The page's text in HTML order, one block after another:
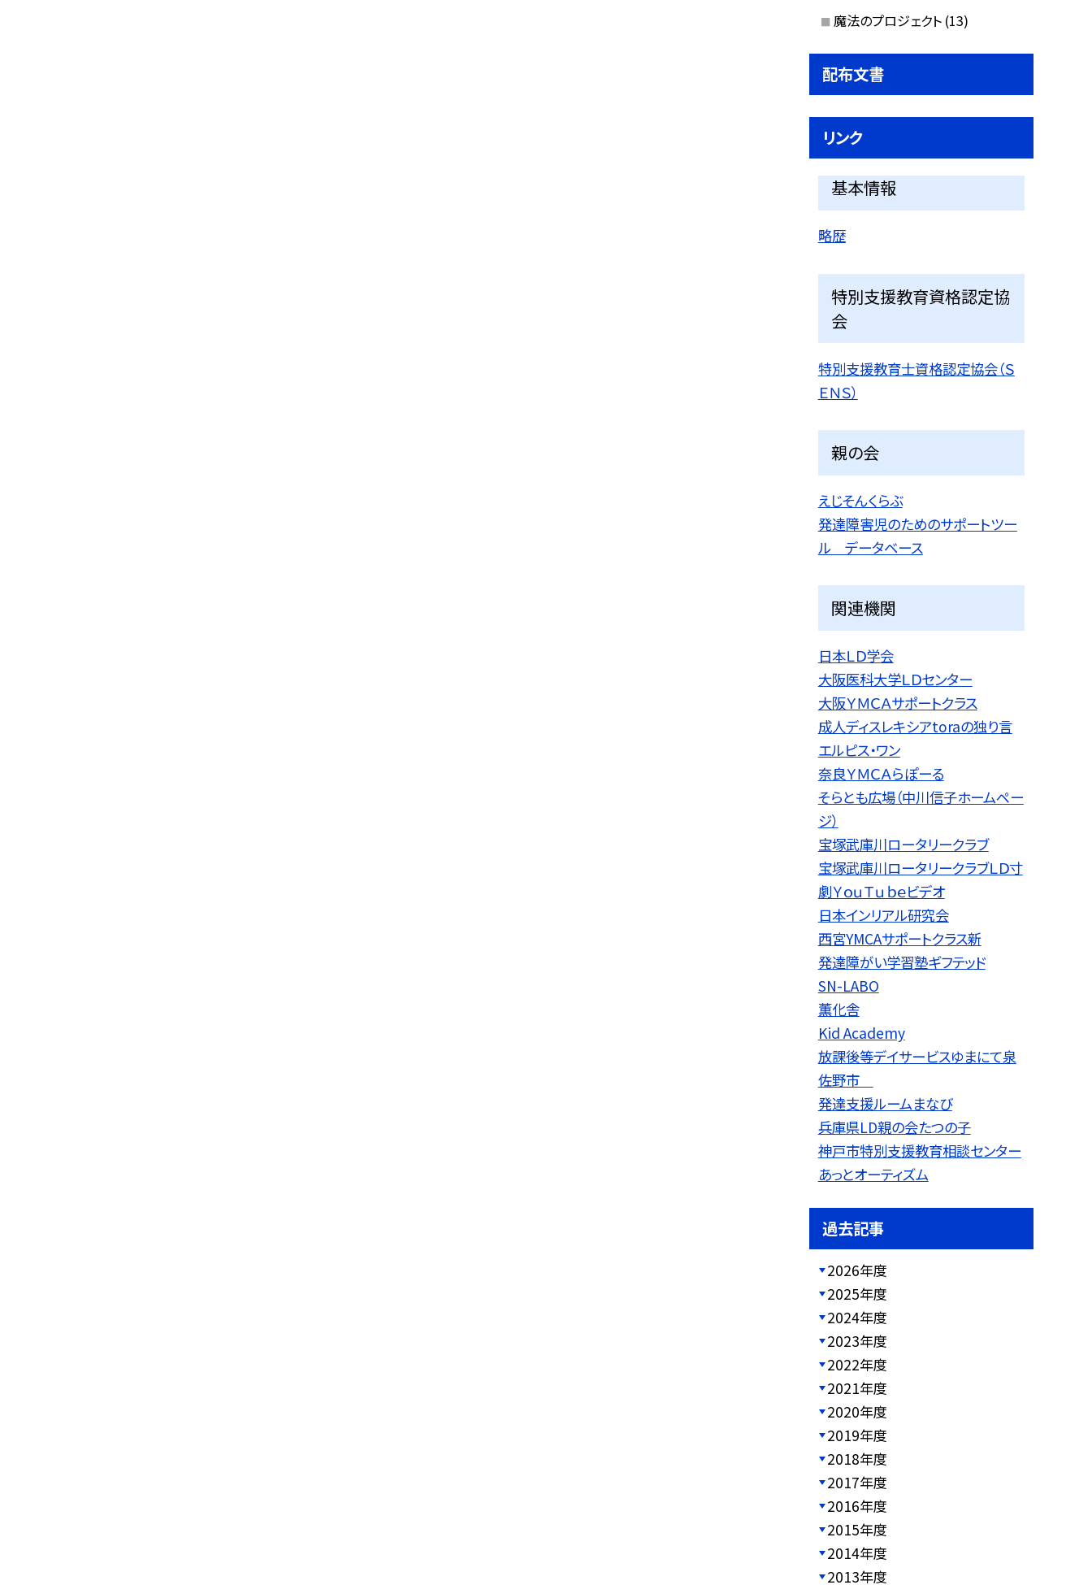
魔法のプロジェクト (13)
配布文書
リンク
基本情報
略歴
特別支援教育資格認定協
会
特別支援教育士資格認定協会（Ｓ
ＥＮＳ）
親の会
えじそんくらぶ
発達障害児のためのサポートツー
ル データベース
関連機関
日本ＬＤ学会
大阪医科大学ＬＤセンター
大阪ＹＭＣＡサポートクラス
成人ディスレキシアtoraの独り言
エルピス・ワン
奈良ＹＭＣＡらぽーる
そらとも広場（中川信子ホームペー
ジ）
宝塚武庫川ロータリークラブ
宝塚武庫川ロータリークラブＬＤ寸
劇ＹｏｕＴｕｂｅビデオ
日本インリアル研究会
西宮YMCAサポートクラス新
発達障がい学習塾ギフテッド
SN-LABO
薫化舎
Kid Academy
放課後等デイサービスゆまにて泉
佐野市
発達支援ルームまなび
兵庫県LD親の会たつの子
神戸市特別支援教育相談センター
あっとオーティズム
過去記事
2026年度
2025年度
2024年度
2023年度
2022年度
2021年度
2020年度
2019年度
2018年度
2017年度
2016年度
2015年度
2014年度
2013年度